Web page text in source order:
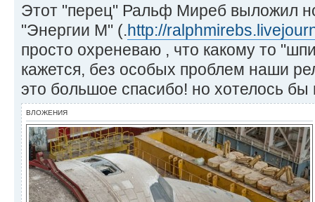
Этот "перец" Ральф Миреб выложил
"Энергии М" (.http://
просто охреневаю , что какому то
кажется, без особых проблем наши
это большое спасибо! но хотелось
ВЛОЖЕНИЯ